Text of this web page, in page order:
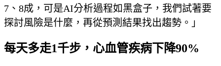
7、8成，可是AI分析過程如黑盒子，我們試著要
探討風險是什麼，再從預測結果找出趨勢。」
每天多走1千步，心血管疾病下降90%